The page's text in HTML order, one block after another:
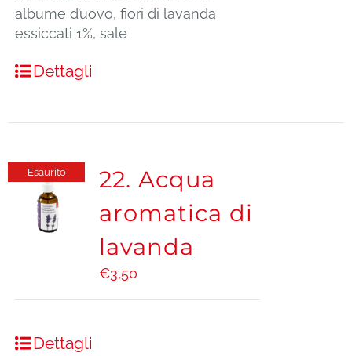
albume d’uovo, fiori di lavanda
essiccati 1%, sale
Dettagli
Esaurito
22. Acqua
aromatica di
lavanda
€3,50
Dettagli